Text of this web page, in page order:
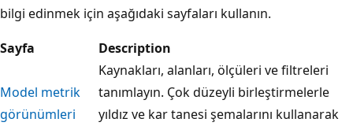
bilgi edinmek için aşağıdaki sayfaları kullanın.
Sayfa
Description
Model metrik
görünümleri
Kaynakları, alanları, ölçüleri ve filtreleri
tanımlayın. Çok düzeyli birleştirmelerle
yıldız ve kar tanesi şemalarını kullanarak